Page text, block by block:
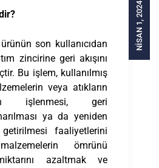
NISAN 1, 2024
son kullanıcıdan
zincirine geri akışını
Bu işlem, kullanılmış
veya atıkların
işlenmesi, geri
ya da yeniden
faaliyetlerini
ömrünü
azaltmak ve